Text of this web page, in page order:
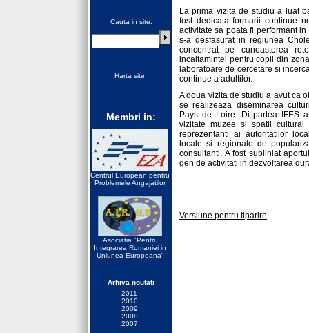
Cauta in site:
Harta site
Membri in:
Centrul European pentru
Problemele Angajatilor
Asociatia "Pentru
Integrarea Romaniei in
Uniunea Europeana"
Arhiva noutati
2011
2010
2009
2008
2007
La prima vizita de studiu a luat
fost dedicata formarii continue
activitate sa poata fi performant
s-a desfasurat in regiunea
concentrat pe cunoasterea
incaltamintei pentru copii din
laboratoare de cercetare si
continue a adultilor.
A doua vizita de studiu a avut ca
se realizeaza diseminarea
Pays de Loire. Di partea IFES
vizitate muzee si spatii
reprezentanti ai autoritatilor
locale si regionale de
consultanti. A fost subliniat
gen de activitati in dezvoltarea
Versiune pentru tiparire